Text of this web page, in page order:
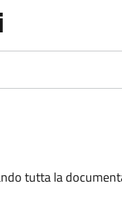
tutta la